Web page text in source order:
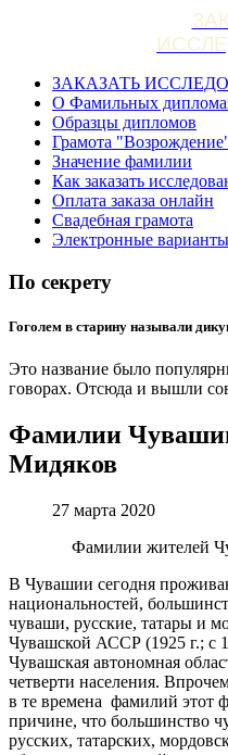
ЗАКАЗАТЬ
О Фамильных
Образцы дипломов
Грамота
Значение фамилии
Как заказать
Оплата заказа онлайн
Свадебная грамота
Электронные варианты
По секрету
Гоголем в старину называли
Это название было
говорах. Отсюда и вышли
Фамилии
Мидяков
27 марта 2020
Фамилии жителей
В Чувашии сегодня
национальностей,
чуваши, русские, татары и
Чувашской АССР (1925 г.; с
Чувашская автономная
четверти населения.
в те времена фамилий этот
причине, что большинство
русских, татарских,